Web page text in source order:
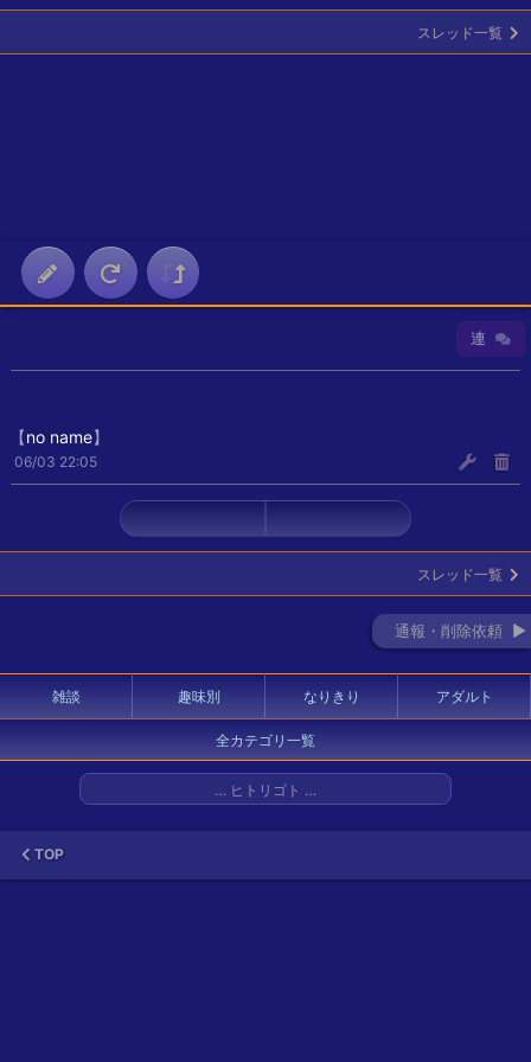
スレッド一覧
連
【no name】
06/03 22:05
スレッド一覧
通報・削除依頼 ►
雑談 趣味別 なりきり アダルト
全カテゴリ一覧
… ヒトリゴト …
TOP